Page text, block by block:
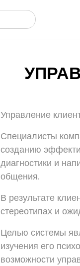
Управление
Специалисты
созданию
диагностики и
общения.
В результате
стереотипах и
Целью системы
изучения его
возможности